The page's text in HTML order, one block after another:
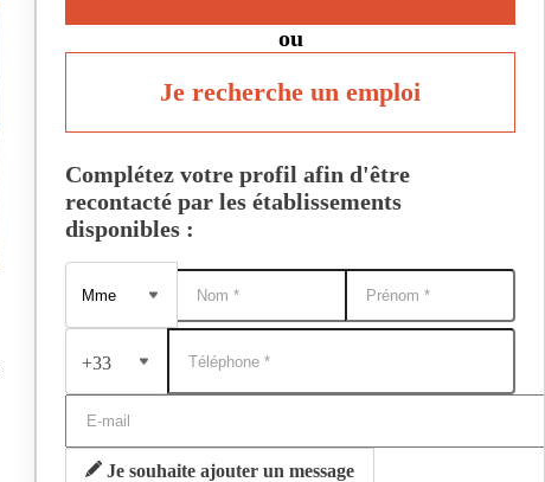
ou
Je recherche un emploi
Complétez votre profil afin d'être
recontacté par les établissements
disponibles :
+33
Je souhaite ajouter un message